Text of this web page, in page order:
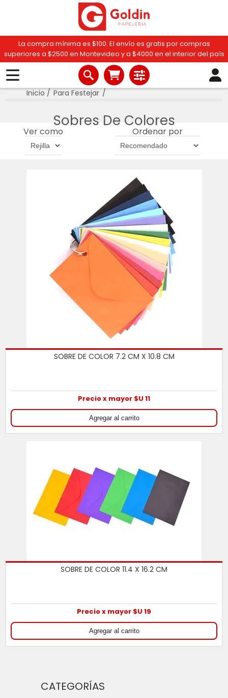
La compra mínima es $100. El envío es gratis por compras
superiores a $2500 en Montevideo y a $4000 en el interior del país
Inicio / Para Festejar /
Sobres De Colores
Ver como Ordenar por
SOBRE DE COLOR 7.2 CM X 10.8 CM
Precio x mayor $U 11
SOBRE DE COLOR 11.4 X 16.2 CM
Precio x mayor $U 19
CATEGORÍAS